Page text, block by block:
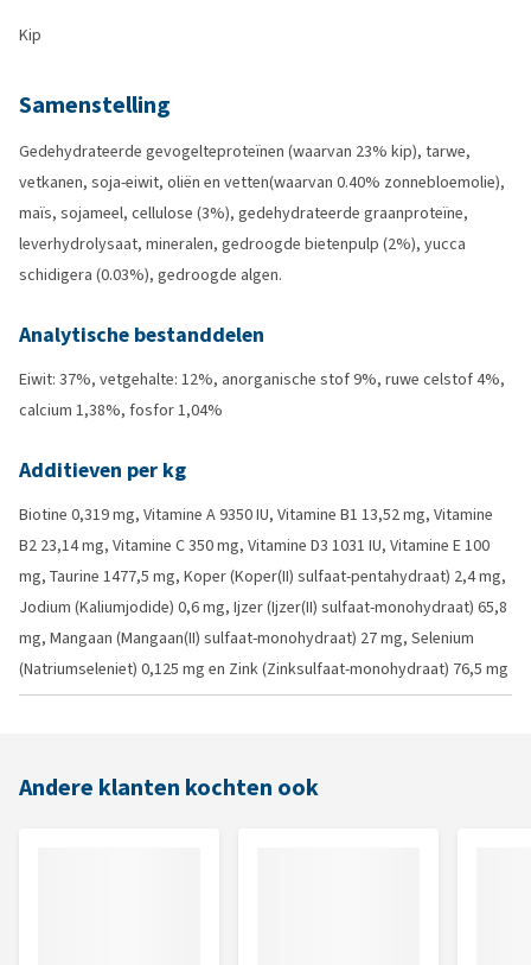
Kip
Samenstelling
Gedehydrateerde gevogelteproteïnen (waarvan 23% kip), tarwe,
vetkanen, soja-eiwit, oliën en vetten(waarvan 0.40% zonnebloemolie),
maïs, sojameel, cellulose (3%), gedehydrateerde graanproteïne,
leverhydrolysaat, mineralen, gedroogde bietenpulp (2%), yucca
schidigera (0.03%), gedroogde algen.
Analytische bestanddelen
Eiwit: 37%, vetgehalte: 12%, anorganische stof 9%, ruwe celstof 4%,
calcium 1,38%, fosfor 1,04%
Additieven per kg
Biotine 0,319 mg, Vitamine A 9350 IU, Vitamine B1 13,52 mg, Vitamine
B2 23,14 mg, Vitamine C 350 mg, Vitamine D3 1031 IU, Vitamine E 100
mg, Taurine 1477,5 mg, Koper (Koper(II) sulfaat-pentahydraat) 2,4 mg,
Jodium (Kaliumjodide) 0,6 mg, Ijzer (Ijzer(II) sulfaat-monohydraat) 65,8
mg, Mangaan (Mangaan(II) sulfaat-monohydraat) 27 mg, Selenium
(Natriumseleniet) 0,125 mg en Zink (Zinksulfaat-monohydraat) 76,5 mg
Andere klanten kochten ook